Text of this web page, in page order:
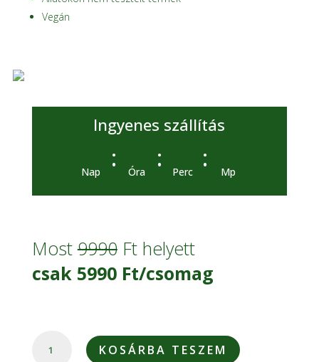
Vegán
Ingyenes szállítás
Nap : Óra : Perc : Mp
Most9990Ft helyett
csak 5990 Ft/csomag
COALADENT
ALAPCSOMAGKOSÁRBA TESZEM